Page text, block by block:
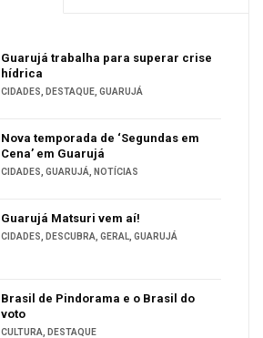
Guarujá trabalha para superar crise
hídrica
CIDADES DESTAQUE GUARUJÁ
Nova temporada de ‘Segundas em
Cena’ em Guarujá
CIDADES GUARUJÁ NOTÍCIAS
Guarujá Matsuri vem aí!
CIDADES DESCUBRA GERAL GUARUJÁ
Brasil de Pindorama e o Brasil do
voto
CULTURA DESTAQUE